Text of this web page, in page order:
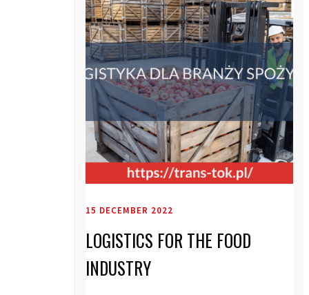
15 DECEMBER 2022
LOGISTICS FOR THE FOOD
INDUSTRY